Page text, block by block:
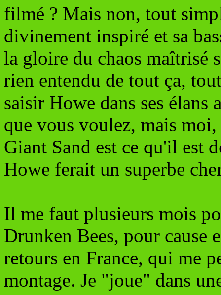
filmé ? Mais non, tout
divinement inspiré et sa
la gloire du chaos maîtrisé
rien entendu de tout ça,
saisir Howe dans ses élans
que vous voulez, mais
Giant Sand est ce qu'il est
Howe ferait un superbe
Il me faut plusieurs mois
Drunken Bees, pour cause
retours en France, qui me
montage. Je "joue" dans